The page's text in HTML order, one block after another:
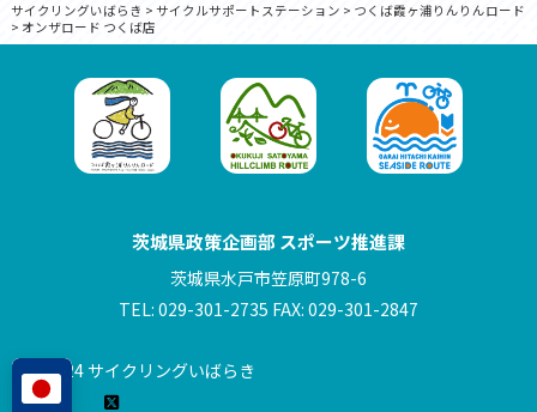
サイクリングいばらき > サイクルサポートステーション > つくば霞ヶ浦りんりんロード
> オンザロード つくば店
茨城県政策企画部 スポーツ推進課
茨城県水戸市笠原町978-6
TEL: 029-301-2735 FAX: 029-301-2847
© 2024 サイクリングいばらき